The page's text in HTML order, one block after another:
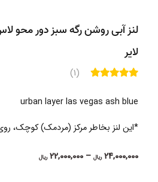
لنز آبی روشن رگه سبز دور محو
لایر
(1)
urban layer las vegas ash blue
*این لنز بخاطر مرکز (مردمک) کوچک،
24,000,000 ریال –
22,000,000 ریالPrice